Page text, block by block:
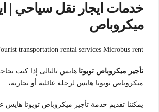
خدمات ايجار نقل سياحي |
ميكروباص
transportation rental services Microbus rent
تأجير ميكروباص تويوتا هايس:بالتالى إذا كنت
ميكروباص تويوتا هايس لرحلة عائلية أو تجارية،
يمكننا تقديم خدمة تأجير ميكروباص تويوتا هايس